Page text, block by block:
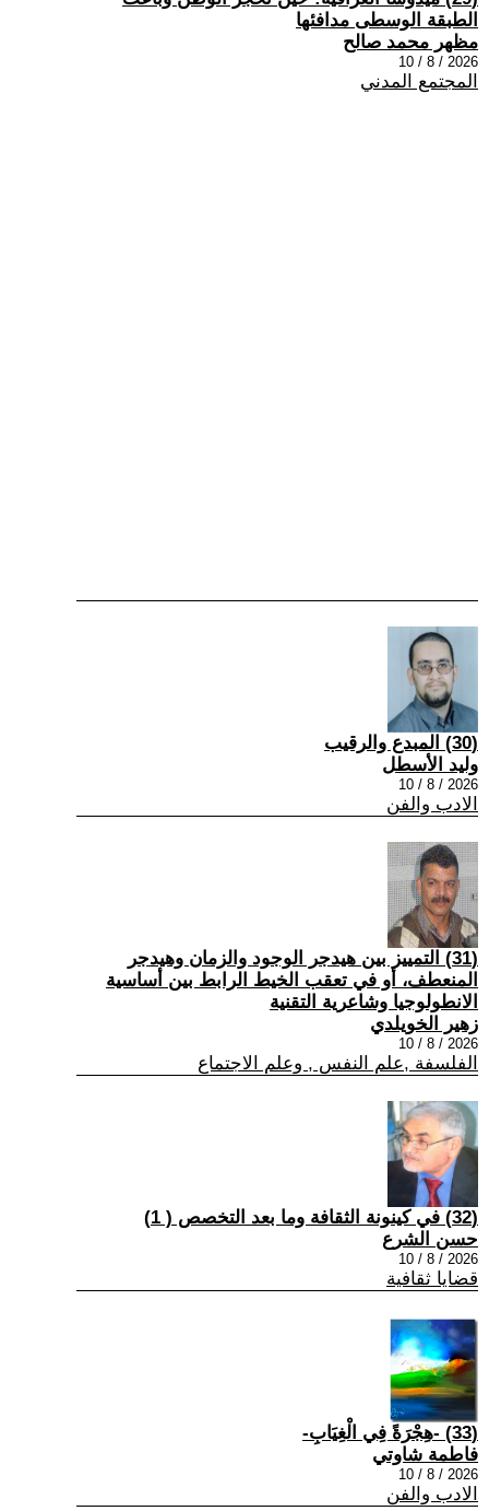
الطبقة الوسطى مدافئها
مظهر محمد صالح
2026 / 8 / 10
المجتمع المدني
(30) المبدع والرقيب
وليد الأسطل
2026 / 8 / 10
الادب والفن
(31) التمييز بين هيدجر الوجود والزمان وهيدجر
المنعطف، أو في تعقب الخيط الرابط بين أساسية
الانطولوجيا وشاعرية التقنية
زهير الخويلدي
2026 / 8 / 10
الفلسفة ,علم النفس , وعلم الاجتماع
(32) في كينونة الثقافة وما بعد التخصص ( 1)
حسن الشرع
2026 / 8 / 10
قضايا ثقافية
(33) -هِجْرَةً فِي الْغِيَابِ-
فاطمة شاوتي
2026 / 8 / 10
الادب والفن